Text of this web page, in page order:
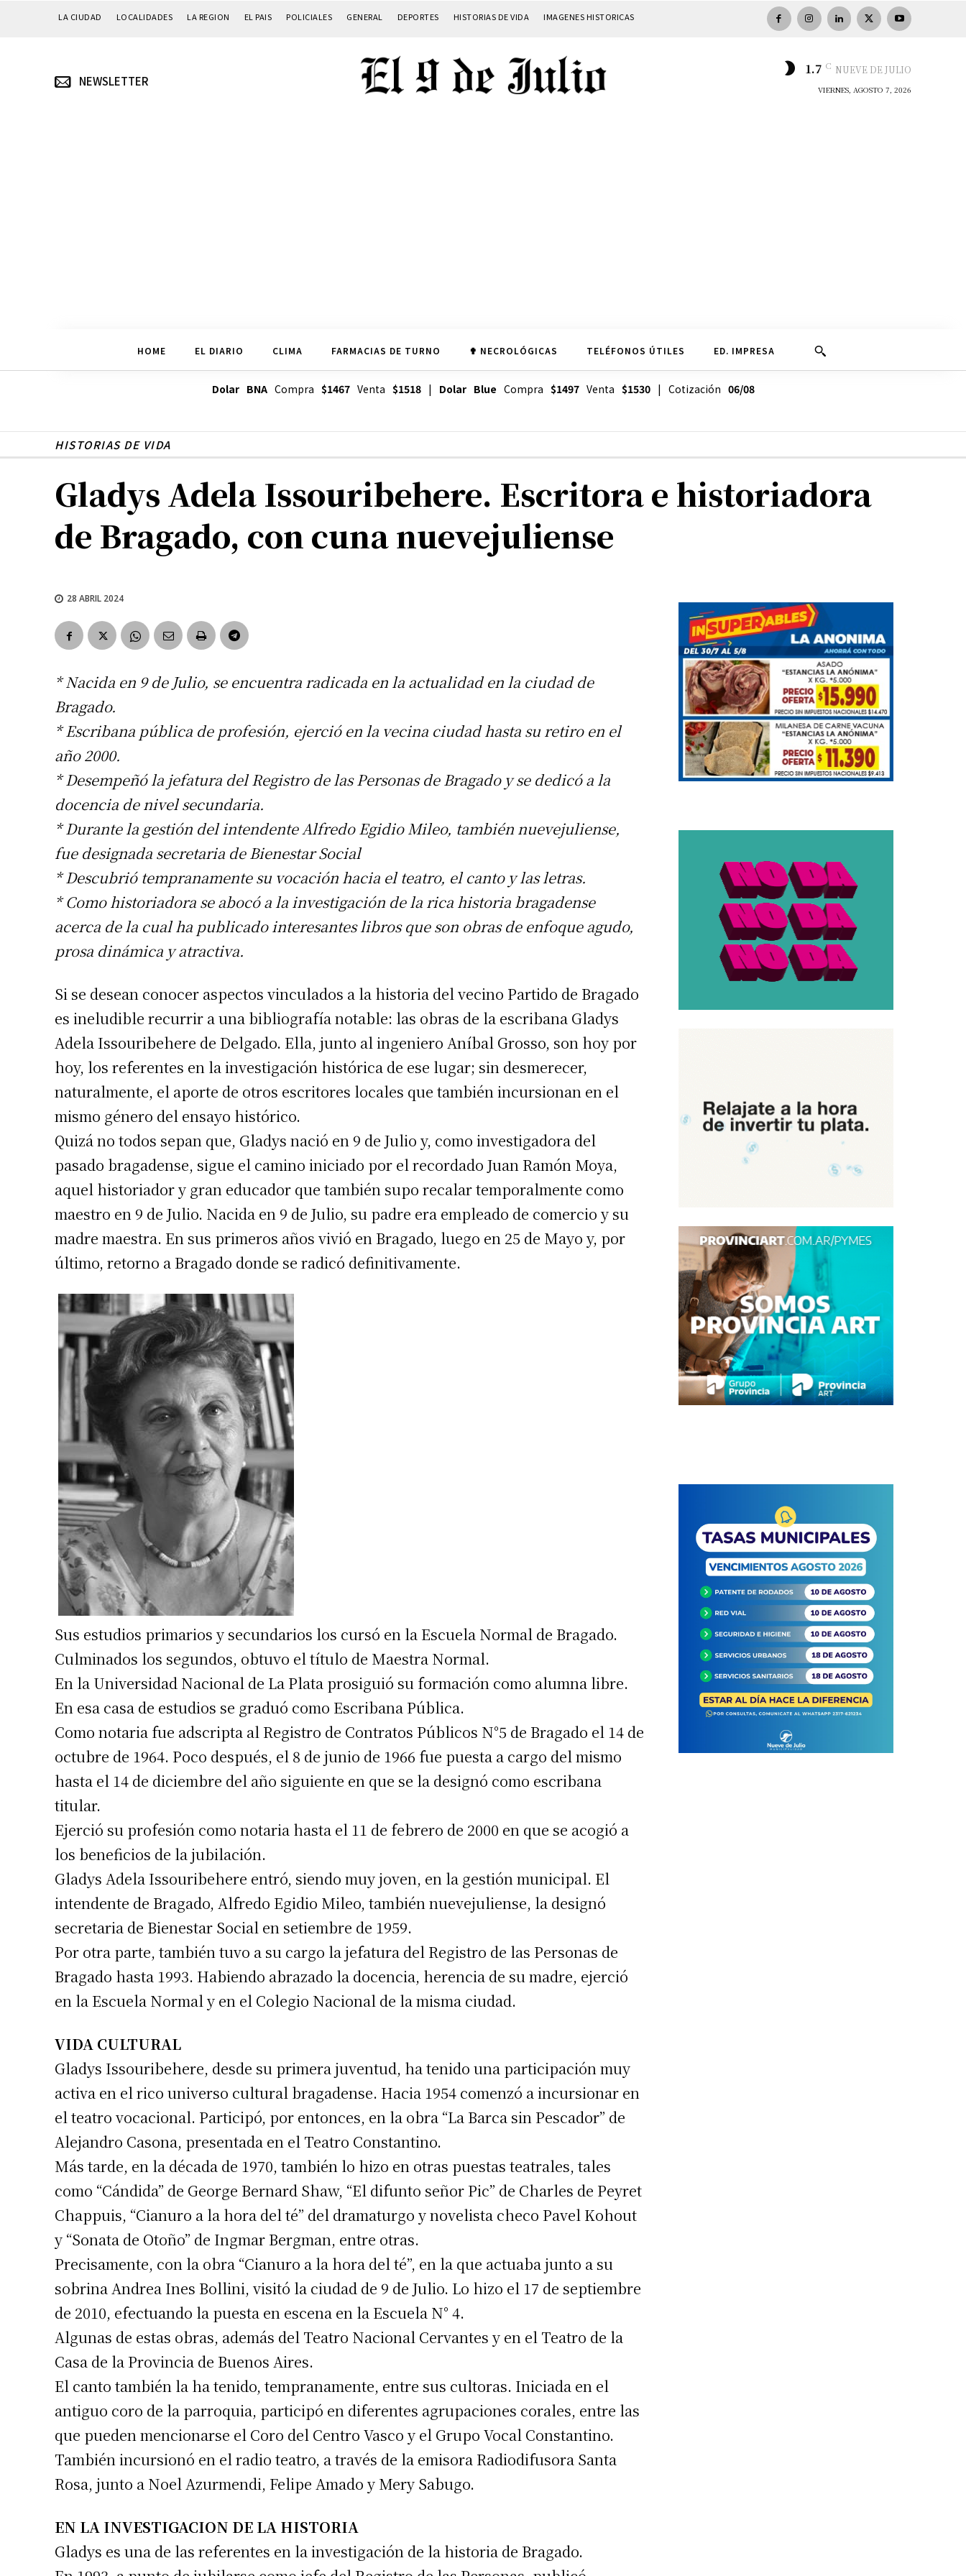
Suscribirme gratis
Dirección de correo electrónico
Nombre
Apellidos
Número de teléfono
LA CIUDAD LOCALIDADES LA REGION EL PAIS POLICIALES GENERAL DEPORTES HISTORIAS DE VIDA IMAGENES HISTORICAS
NEWSLETTER
1.7 C NUEVE DE JULIO
VIERNES, AGOSTO 7, 2026
HOME EL DIARIO CLIMA FARMACIAS DE TURNO ✟ NECROLÓGICAS TELÉFONOS ÚTILES ED. IMPRESA
Dolar BNACompra $1467Venta $1518| Dolar Blue Compra $1497Venta $1530| Cotización 06/08
HISTORIAS DE VIDA
Gladys Adela Issouribehere. Escritora e historiadora
de Bragado, con cuna nuevejuliense
28 ABRIL 2024
* Nacida en 9 de Julio, se encuentra radicada en la actualidad en la ciudad de
Bragado.
* Escribana pública de profesión, ejerció en la vecina ciudad hasta su retiro en el
año 2000.
* Desempeñó la jefatura del Registro de las Personas de Bragado y se dedicó a la
docencia de nivel secundaria.
* Durante la gestión del intendente Alfredo Egidio Mileo, también nuevejuliense,
fue designada secretaria de Bienestar Social
* Descubrió tempranamente su vocación hacia el teatro, el canto y las letras.
* Como historiadora se abocó a la investigación de la rica historia bragadense
acerca de la cual ha publicado interesantes libros que son obras de enfoque agudo,
prosa dinámica y atractiva.
Si se desean conocer aspectos vinculados a la historia del vecino Partido de Bragado
es ineludible recurrir a una bibliografía notable: las obras de la escribana Gladys
Adela Issouribehere de Delgado. Ella, junto al ingeniero Aníbal Grosso, son hoy por
hoy, los referentes en la investigación histórica de ese lugar; sin desmerecer,
naturalmente, el aporte de otros escritores locales que también incursionan en el
mismo género del ensayo histórico.
Quizá no todos sepan que, Gladys nació en 9 de Julio y, como investigadora del
pasado bragadense, sigue el camino iniciado por el recordado Juan Ramón Moya,
aquel historiador y gran educador que también supo recalar temporalmente como
maestro en 9 de Julio. Nacida en 9 de Julio, su padre era empleado de comercio y su
madre maestra. En sus primeros años vivió en Bragado, luego en 25 de Mayo y, por
último, retorno a Bragado donde se radicó definitivamente.
Sus estudios primarios y secundarios los cursó en la Escuela Normal de Bragado.
Culminados los segundos, obtuvo el título de Maestra Normal.
En la Universidad Nacional de La Plata prosiguió su formación como alumna libre.
En esa casa de estudios se graduó como Escribana Pública.
Como notaria fue adscripta al Registro de Contratos Públicos N°5 de Bragado el 14 de
octubre de 1964. Poco después, el 8 de junio de 1966 fue puesta a cargo del mismo
hasta el 14 de diciembre del año siguiente en que se la designó como escribana
titular.
Ejerció su profesión como notaria hasta el 11 de febrero de 2000 en que se acogió a
los beneficios de la jubilación.
Gladys Adela Issouribehere entró, siendo muy joven, en la gestión municipal. El
intendente de Bragado, Alfredo Egidio Mileo, también nuevejuliense, la designó
secretaria de Bienestar Social en setiembre de 1959.
Por otra parte, también tuvo a su cargo la jefatura del Registro de las Personas de
Bragado hasta 1993. Habiendo abrazado la docencia, herencia de su madre, ejerció
en la Escuela Normal y en el Colegio Nacional de la misma ciudad.
VIDA CULTURAL
Gladys Issouribehere, desde su primera juventud, ha tenido una participación muy
activa en el rico universo cultural bragadense. Hacia 1954 comenzó a incursionar en
el teatro vocacional. Participó, por entonces, en la obra “La Barca sin Pescador” de
Alejandro Casona, presentada en el Teatro Constantino.
Más tarde, en la década de 1970, también lo hizo en otras puestas teatrales, tales
como “Cándida” de George Bernard Shaw, “El difunto señor Pic” de Charles de Peyret
Chappuis, “Cianuro a la hora del té” del dramaturgo y novelista checo Pavel Kohout
y “Sonata de Otoño” de Ingmar Bergman, entre otras.
Precisamente, con la obra “Cianuro a la hora del té”, en la que actuaba junto a su
sobrina Andrea Ines Bollini, visitó la ciudad de 9 de Julio. Lo hizo el 17 de septiembre
de 2010, efectuando la puesta en escena en la Escuela N° 4.
Algunas de estas obras, además del Teatro Nacional Cervantes y en el Teatro de la
Casa de la Provincia de Buenos Aires.
El canto también la ha tenido, tempranamente, entre sus cultoras. Iniciada en el
antiguo coro de la parroquia, participó en diferentes agrupaciones corales, entre las
que pueden mencionarse el Coro del Centro Vasco y el Grupo Vocal Constantino.
También incursionó en el radio teatro, a través de la emisora Radiodifusora Santa
Rosa, junto a Noel Azurmendi, Felipe Amado y Mery Sabugo.
EN LA INVESTIGACION DE LA HISTORIA
Gladys es una de las referentes en la investigación de la historia de Bragado.